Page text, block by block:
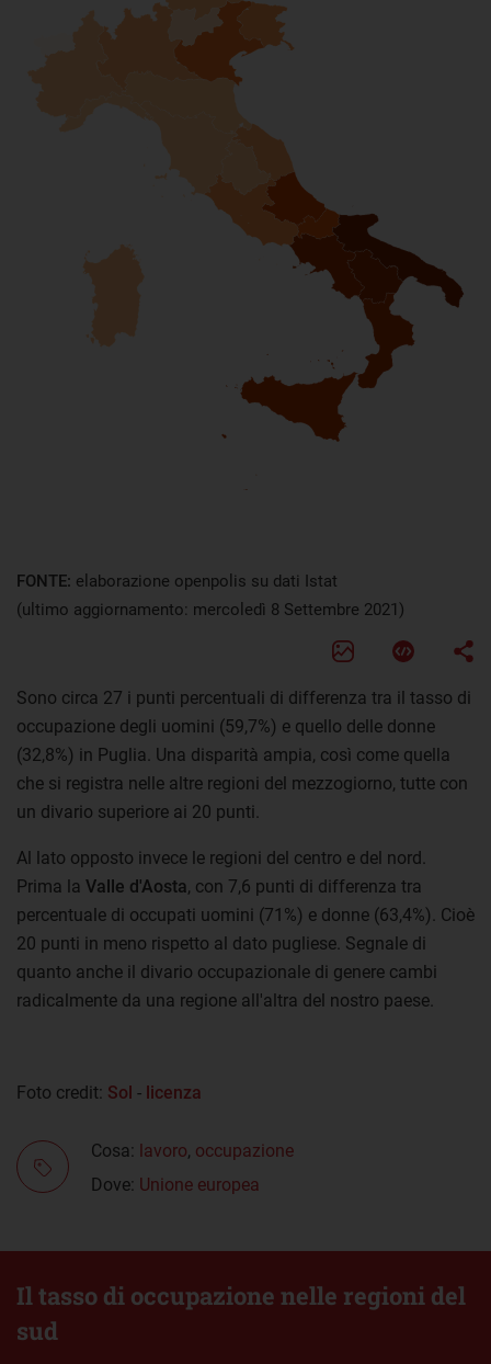
FONTE: elaborazione openpolis su dati Istat
(ultimo aggiornamento: mercoledì 8 Settembre 2021)
Sono circa 27 i punti percentuali di differenza tra il tasso di
occupazione degli uomini (59,7%) e quello delle donne
(32,8%) in Puglia. Una disparità ampia, così come quella
che si registra nelle altre regioni del mezzogiorno, tutte con
un divario superiore ai 20 punti.
Al lato opposto invece le regioni del centro e del nord.
Prima la Valle d'Aosta, con 7,6 punti di differenza tra
percentuale di occupati uomini (71%) e donne (63,4%). Cioè
20 punti in meno rispetto al dato pugliese. Segnale di
quanto anche il divario occupazionale di genere cambi
radicalmente da una regione all'altra del nostro paese.
Foto credit: Sol - licenza
Cosa: lavoro, occupazione
Dove: Unione europea
Il tasso di occupazione nelle regioni del
sud